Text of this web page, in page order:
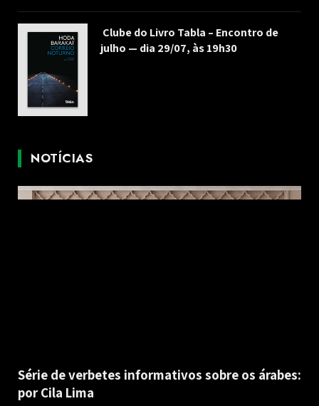
Clube do Livro Tabla – Encontro de
julho — dia 29/07, às 19h30
NOTÍCIAS
Série de verbetes informativos sobre os árabes:
por Cila Lima